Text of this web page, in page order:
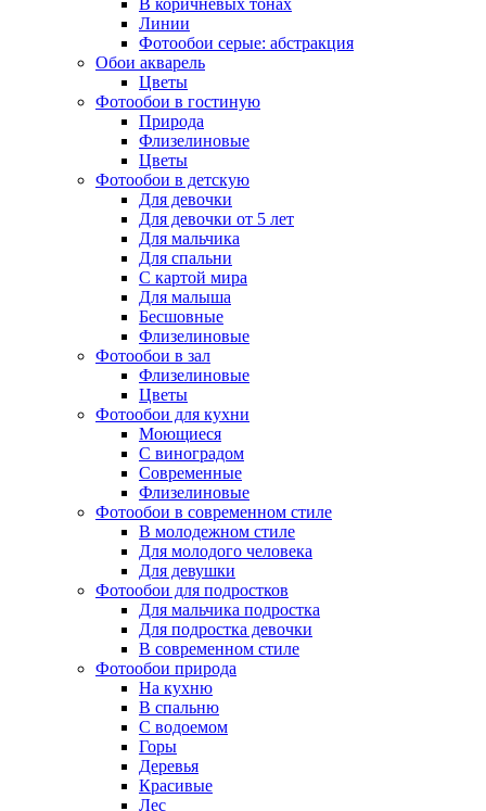
В коричневых тонах
Линии
Фотообои серые: абстракция
Обои акварель
Цветы
Фотообои в гостиную
Природа
Флизелиновые
Цветы
Фотообои в детскую
Для девочки
Для девочки от 5 лет
Для мальчика
Для спальни
С картой мира
Для малыша
Бесшовные
Флизелиновые
Фотообои в зал
Флизелиновые
Цветы
Фотообои для кухни
Моющиеся
С виноградом
Современные
Флизелиновые
Фотообои в современном стиле
В молодежном стиле
Для молодого человека
Для девушки
Фотообои для подростков
Для мальчика подростка
Для подростка девочки
В современном стиле
Фотообои природа
На кухню
В спальню
С водоемом
Горы
Деревья
Красивые
Лес